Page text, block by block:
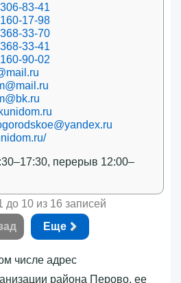
83-41
17-98
33-70
33-41
90-02
перерыв 12:00–
до 10 из 16 записей
Еще
числе адрес
района Перово, ее